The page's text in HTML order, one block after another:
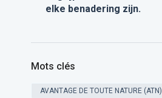
elke benadering zijn.
Mots clés
AVANTAGE DE TOUTE NATURE (ATN)